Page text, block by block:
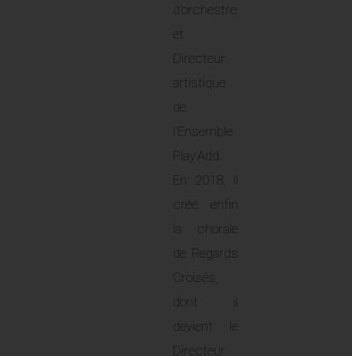
d’orchestre
et
Directeur
artistique
de
l’Ensemble
Play’Add.
En 2018, il
créé enfin
la chorale
de Regards
Croisés,
dont il
devient le
Directeur